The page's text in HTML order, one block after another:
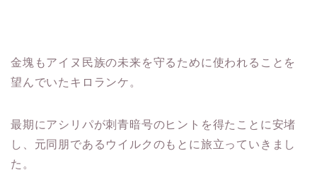
金塊もアイヌ民族の未来を守るために使われることを
望んでいたキロランケ。
最期にアシリパが刺青暗号のヒントを得たことに安堵
し、元同朋であるウイルクのもとに旅立っていきまし
た。